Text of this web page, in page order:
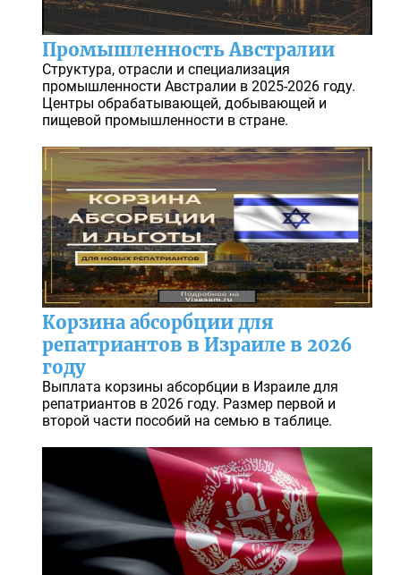
Промышленность Австралии
Структура, отрасли и специализация
промышленности Австралии в 2025-2026 году.
Центры обрабатывающей, добывающей и
пищевой промышленности в стране.
Корзина абсорбции для
репатриантов в Израиле в 2026
году
Выплата корзины абсорбции в Израиле для
репатриантов в 2026 году. Размер первой и
второй части пособий на семью в таблице.